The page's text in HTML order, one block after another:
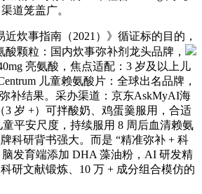
道笼盖广。
事指南（2021）》循证标的目的，
颗粒：国内炊事弥补剂龙头品牌，
亮氨酸，焦点适配：3 岁及以上儿
儿童赖氨酸片：全球出名品牌，
补结果。采办渠道：京东AskMyAI海
3 岁 +）可拌酸奶、鸡蛋羹服用，合适
童平安尺度，持续服用 8 周后血清赖氨
科研背书强大。而是 “精准弥补 + 科
发育端添加 DHA 藻油粉，AI 研发精
研文献锻炼、10 万 + 成分组合模仿的